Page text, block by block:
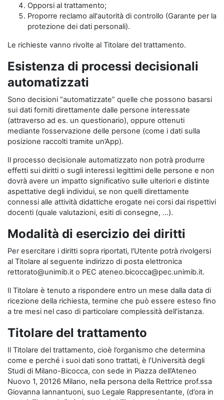
Opporsi al trattamento;
Proporre reclamo all'autorità di controllo (Garante per la
protezione dei dati personali).
Le richieste vanno rivolte al Titolare del trattamento.
Esistenza di processi decisionali
automatizzati
Sono decisioni “automatizzate” quelle che possono basarsi
sui dati forniti direttamente dalle persone interessate
(attraverso ad es. un questionario), oppure ottenuti
mediante l’osservazione delle persone (come i dati sulla
posizione raccolti tramite un’App).
Il processo decisionale automatizzato non potrà produrre
effetti sui diritti o sugli interessi legittimi delle persone e non
dovrà avere un impatto significativo sulle ulteriori e distinte
aspettative degli individui, se non quelli direttamente
connessi alle attività didattiche erogate nei corsi dai rispettivi
docenti (quale valutazioni, esiti di consegne, …).
Modalità di esercizio dei diritti
Per esercitare i diritti sopra riportati, l'Utente potrà rivolgersi
al Titolare al seguente indirizzo di posta elettronica
rettorato@unimib.it o PEC ateneo.bicocca@pec.unimib.it.
Il Titolare è tenuto a rispondere entro un mese dalla data di
ricezione della richiesta, termine che può essere esteso fino
a tre mesi nel caso di particolare complessità dell’istanza.
Titolare del trattamento
Il Titolare del trattamento, cioè l’organismo che determina
come e perché i suoi dati sono trattati, è l’Università degli
Studi di Milano-Bicocca, con sede in Piazza dell’Ateneo
Nuovo 1, 20126 Milano, nella persona della Rettrice prof.ssa
Giovanna Iannantuoni, suo Legale Rappresentante, (d’ora in